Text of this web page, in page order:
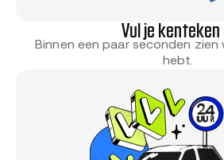
Vul je kenteken
Binnen een paar seconden
hebt.